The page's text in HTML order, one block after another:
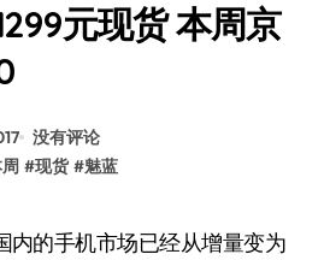
元现货 本周京
没有评论
#现货 #魅蓝